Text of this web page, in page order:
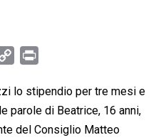
p
y
L
i
n
t
lo stipendio per tre mesi e
parole di Beatrice, 16 anni,
del Consiglio Matteo